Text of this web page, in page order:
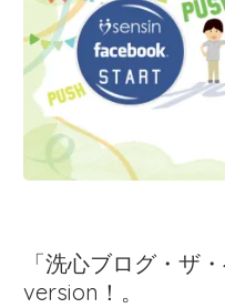
「洗心ブログ・ザ
version！。